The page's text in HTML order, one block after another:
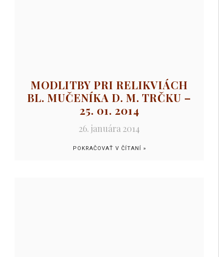
MODLITBY PRI RELIKVIÁCH
BL. MUČENÍKA D. M. TRČKU –
25. 01. 2014
26. januára 2014
POKRAČOVAŤ V ČÍTANÍ »